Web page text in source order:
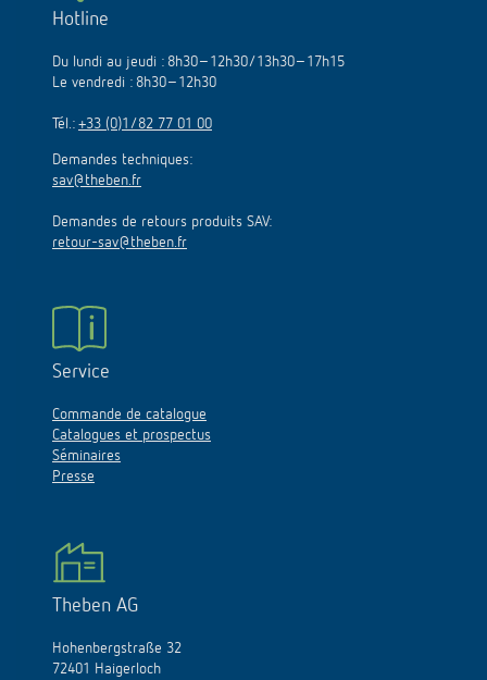
Hotline
Du lundi au jeudi : 8h30–12h30/13h30–17h15
Le vendredi : 8h30–12h30
Tél.: +33 (0)1/82 77 01 00
Demandes techniques:
sav@theben.fr
Demandes de retours produits SAV:
retour-sav@theben.fr
Service
Commande de catalogue
Catalogues et prospectus
Séminaires
Presse
Theben AG
Hohenbergstraße 32
72401 Haigerloch